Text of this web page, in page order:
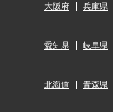
大阪府 兵庫県
愛知県 岐阜県
北海道 青森県